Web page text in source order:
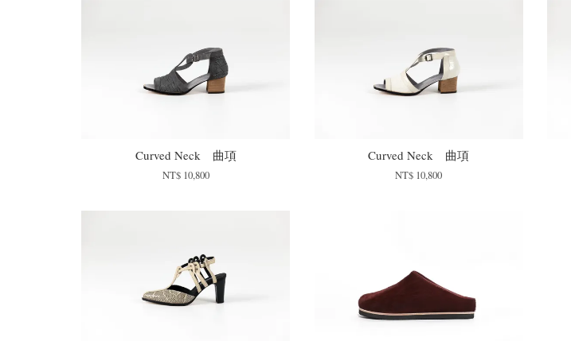
Curved Neck 曲項
NT$ 10,800
Curved Neck 曲項
NT$ 10,800